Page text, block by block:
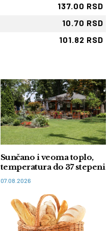
137.00 RSD
10.70 RSD
101.82 RSD
Sunčano i veoma toplo,
temperatura do 37 stepeni
07.08.2026